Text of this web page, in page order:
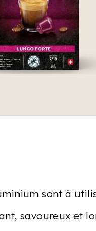
sont à
savoureux et